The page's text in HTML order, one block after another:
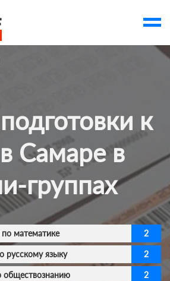
Самаре в
группах
математике 2
русскому языку 2
обществознанию 2